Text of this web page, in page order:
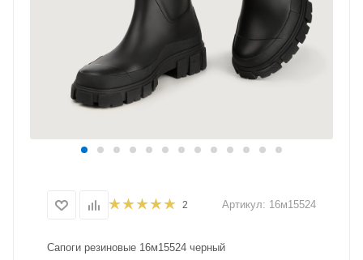
2 Артикул: 16м15524
Сапоги резиновые 16м15524 черный